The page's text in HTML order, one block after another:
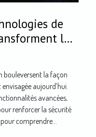
de
la
?
bouleversent la façon
aujourd’hui.
avancées,
renforcer la sécurité
comprendre...